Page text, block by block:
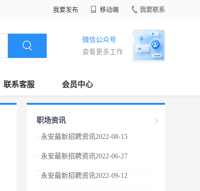
我要发布 移动端 我要联系
微信公众号
查看更多工作
联系客服 会员中心
职场资讯
· 永安最新招聘资讯2022-08-15
· 永安最新招聘资讯2022-06-27
· 永安最新招聘资讯2022-09-12